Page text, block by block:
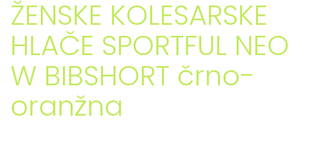
ŽENSKE KOLESARSKE
HLAČE SPORTFUL NEO
W BIBSHORT črno-
oranžna